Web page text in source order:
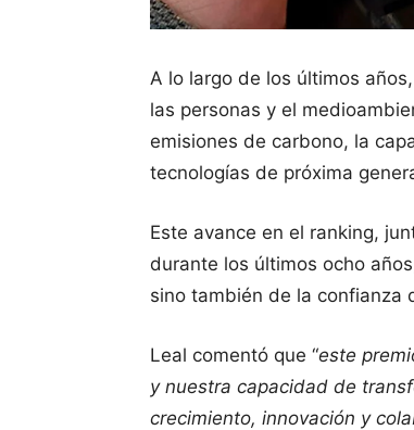
A lo largo de los últimos
las personas y el
emisiones de carbono, la
tecnologías de próxima
Este avance en el ranking,
durante los últimos ocho
sino también de la confianza
Leal comentó que “este
y nuestra capacidad de
crecimiento, innovación y